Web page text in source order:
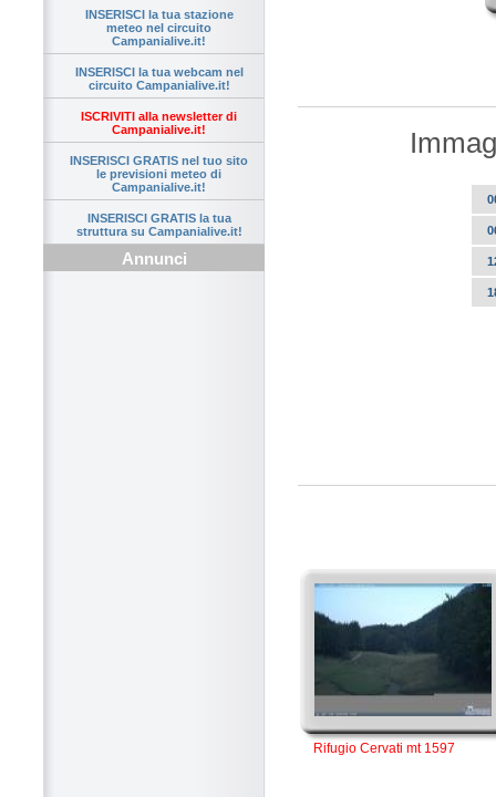
INSERISCI la tua stazione
meteo nel circuito
Campanialive.it!
INSERISCI la tua webcam nel
circuito Campanialive.it!
ISCRIVITI alla newsletter di
Campanialive.it!
INSERISCI GRATIS nel tuo sito
le previsioni meteo di
Campanialive.it!
INSERISCI GRATIS la tua
struttura su Campanialive.it!
Annunci
Rifugio Cervati mt 1597